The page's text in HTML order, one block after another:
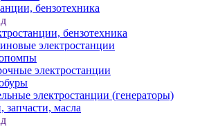
бензотехника
бензотехника
электростанции
электростанции
электростанции (генераторы)
запчасти, масла